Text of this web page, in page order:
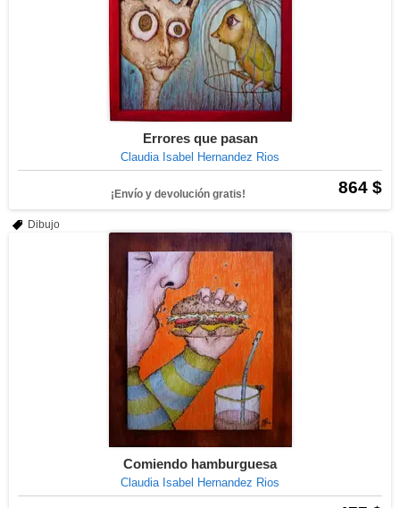
Errores que pasan
Claudia Isabel Hernandez Rios
864 $
¡Envío y devolución gratis!
Dibujo
Comiendo hamburguesa
Claudia Isabel Hernandez Rios